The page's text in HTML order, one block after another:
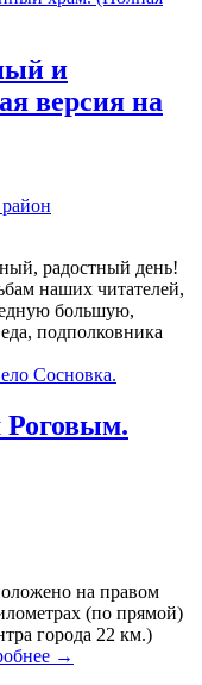
и
версия на
радостный день!
наших читателей,
большую,
подполковника
Роговым.
на правом
(по прямой)
города 22 км.)
→